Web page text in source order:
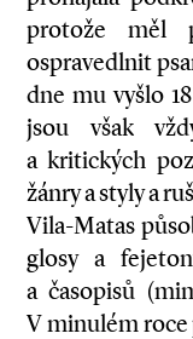
protože měl
ospravedlnit
dne mu vyšlo
jsou však
a kritických
žánry a styly a
Vila-Matas
glosy a
a časopisů
V minulém roce